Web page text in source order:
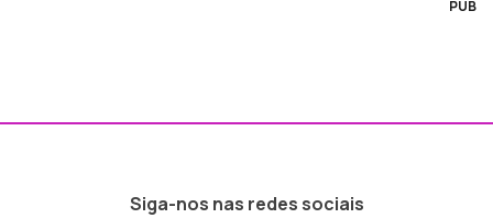
PUB
Siga-nos nas redes sociais